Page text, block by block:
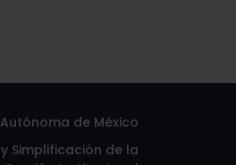
de México
Simplificación de la